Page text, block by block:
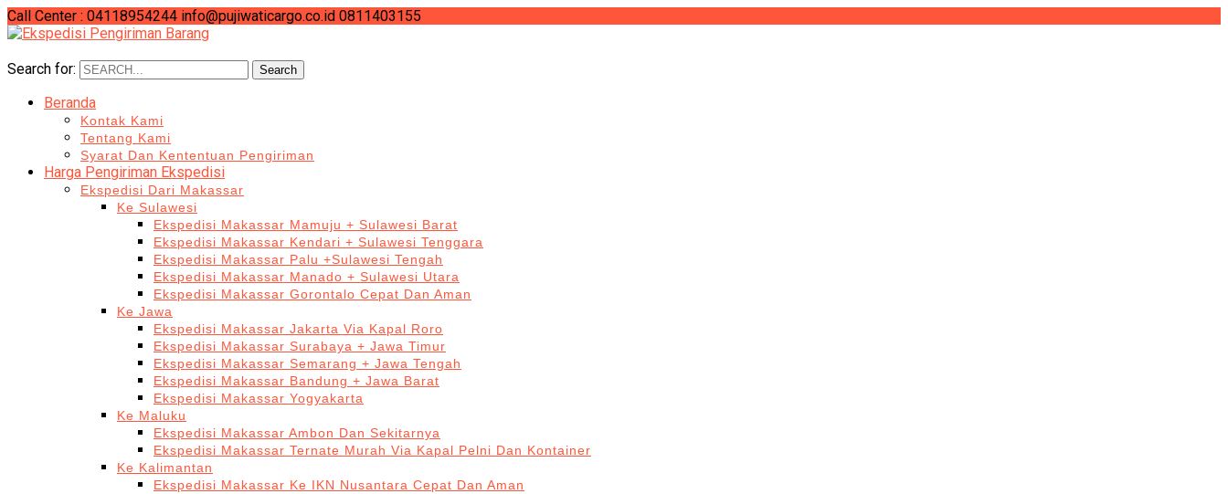
Call Center : 04118954244 info@pujiwaticargo.co.id 0811403155
Search for: Search
Beranda
Kontak Kami
Tentang Kami
Syarat Dan Kententuan Pengiriman
Harga Pengiriman Ekspedisi
Ekspedisi Dari Makassar
Ke Sulawesi
Ekspedisi Makassar Mamuju + Sulawesi Barat
Ekspedisi Makassar Kendari + Sulawesi Tenggara
Ekspedisi Makassar Palu +Sulawesi Tengah
Ekspedisi Makassar Manado + Sulawesi Utara
Ekspedisi Makassar Gorontalo Cepat Dan Aman
Ke Jawa
Ekspedisi Makassar Jakarta Via Kapal Roro
Ekspedisi Makassar Surabaya + Jawa Timur
Ekspedisi Makassar Semarang + Jawa Tengah
Ekspedisi Makassar Bandung + Jawa Barat
Ekspedisi Makassar Yogyakarta
Ke Maluku
Ekspedisi Makassar Ambon Dan Sekitarnya
Ekspedisi Makassar Ternate Murah Via Kapal Pelni Dan Kontainer
Ke Kalimantan
Ekspedisi Makassar Ke IKN Nusantara Cepat Dan Aman